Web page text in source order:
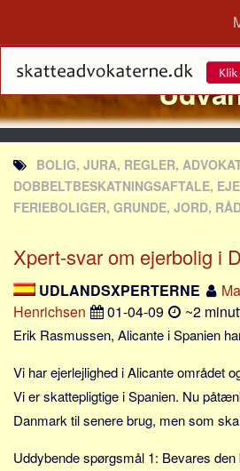
Portal
Udvandrerne.dk
Utvandrerne.no
Utvandrarna.se
Tyskland.dk
England.dk
JLKM.dk
Lande
Tyrkiet
Frankrig
Sverige
Thailand
BOLIG, JURA, REGLER,
DOBBELTBESKATNINGSAFTALE,
FERIEBOLIGER, GRUNDE, JORD,
Xpert-svar om ejerbolig i
UDLANDSXPERTERNE
Henrichsen
01-04-09 ~2
Erik Rasmussen, Alicante i Spanien
Vi har ejerlejlighed i Alicante området
Vi er skattepligtige i Spanien. Nu
Danmark til senere brug, men som
Uddybende spørgsmål 1: Bevares